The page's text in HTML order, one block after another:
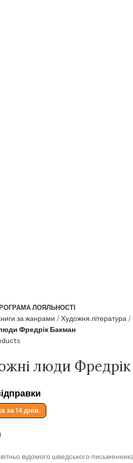
ЛОЯЛЬНОСТІ
за жанрами Художня література
Фредрік Бакман
люди
за 14 днів.
відомого шведського